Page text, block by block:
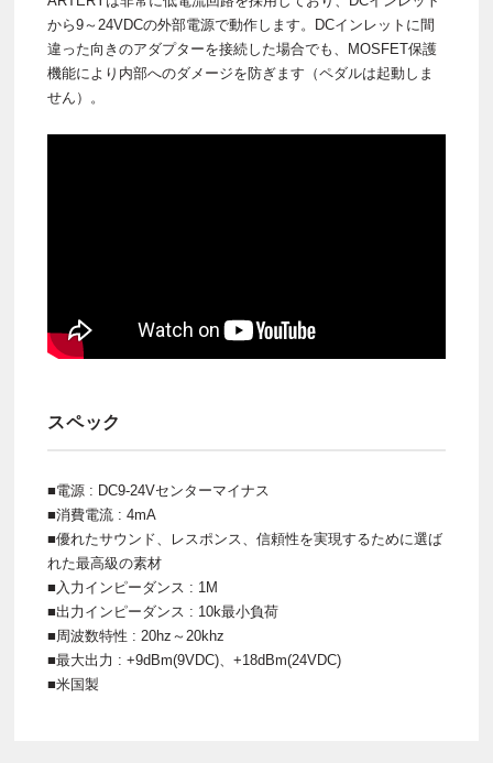
から9～24VDCの外部電源で動作します。DCインレットに間
違った向きのアダプターを接続した場合でも、MOSFET保護
機能により内部へのダメージを防ぎます（ペダルは起動しま
せん）。
スペック
■電源 : DC9-24Vセンターマイナス
■消費電流 : 4mA
■優れたサウンド、レスポンス、信頼性を実現するために選ば
れた最高級の素材
■入力インピーダンス : 1M
■出力インピーダンス : 10k最小負荷
■周波数特性 : 20hz～20khz
■最大出力 : +9dBm(9VDC)、+18dBm(24VDC)
■米国製